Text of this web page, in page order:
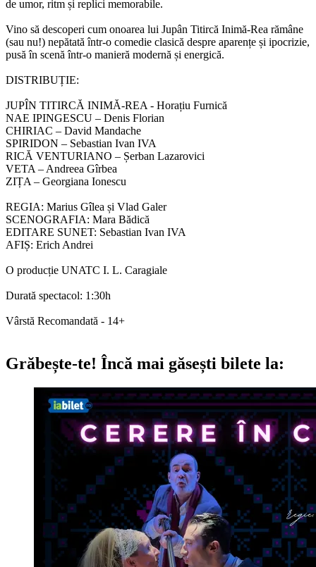
de umor, ritm și replici memorabile.
Vino să descoperi cum onoarea lui Jupân Titircă Inimă-Rea rămâne
(sau nu!) nepătată într-o comedie clasică despre aparențe și ipocrizie,
pusă în scenă într-o manieră modernă și energică.
DISTRIBUȚIE:
JUPÎN TITIRCĂ INIMĂ-REA - Horațiu Furnică
NAE IPINGESCU – Denis Florian
CHIRIAC – David Mandache
SPIRIDON – Sebastian Ivan IVA
RICĂ VENTURIANO – Șerban Lazarovici
VETA – Andreea Gîrbea
ZIȚA – Georgiana Ionescu
REGIA: Marius Gîlea și Vlad Galer
SCENOGRAFIA: Mara Bădică
EDITARE SUNET: Sebastian Ivan IVA
AFIȘ: Erich Andrei
O producție UNATC I. L. Caragiale
Durată spectacol: 1:30h
Vârstă Recomandată - 14+
Grăbește-te! Încă mai găsești bilete la: